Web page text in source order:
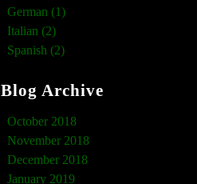
German (1)
Italian (2)
Spanish (2)
Blog Archive
October 2018
November 2018
December 2018
January 2019